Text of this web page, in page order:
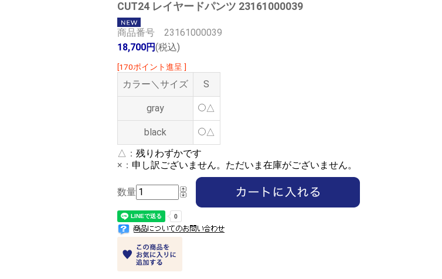
CUT24 レイヤードパンツ 23161000039
商品番号 23161000039
18,700円(税込)
[170ポイント進呈 ]
カラー＼サイズ S
gray △
black
△
△： 残りわずかです
×： 申し訳ございません。ただいま在庫がございません。
数量